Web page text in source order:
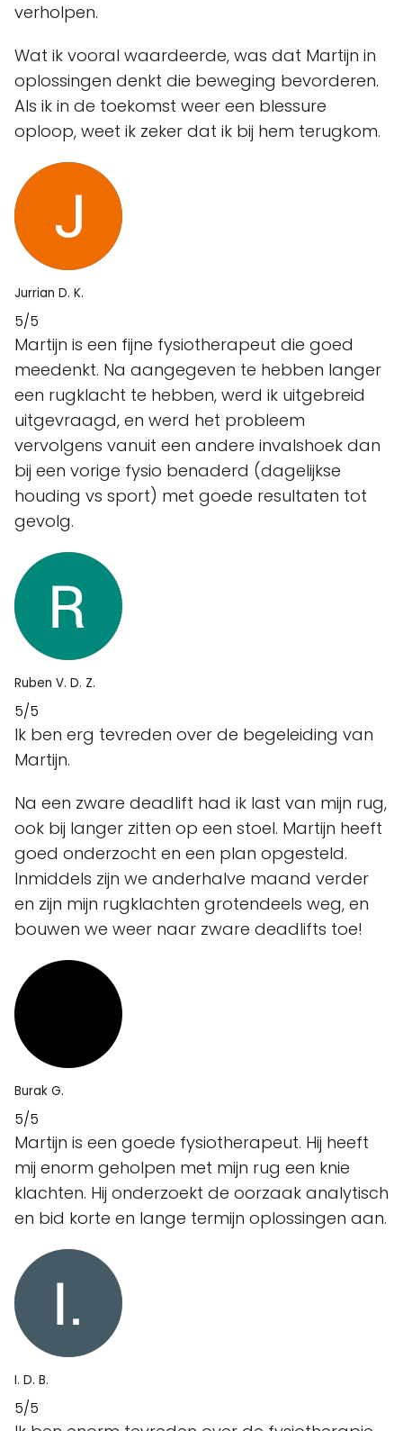
verholpen.
Wat ik vooral waardeerde, was dat Martijn in
oplossingen denkt die beweging bevorderen.
Als ik in de toekomst weer een blessure
oploop, weet ik zeker dat ik bij hem terugkom.
Jurrian D. K.
5/5
Martijn is een fijne fysiotherapeut die goed
meedenkt. Na aangegeven te hebben langer
een rugklacht te hebben, werd ik uitgebreid
uitgevraagd, en werd het probleem
vervolgens vanuit een andere invalshoek dan
bij een vorige fysio benaderd (dagelijkse
houding vs sport) met goede resultaten tot
gevolg.
Ruben V. D. Z.
5/5
Ik ben erg tevreden over de begeleiding van
Martijn.
Na een zware deadlift had ik last van mijn rug,
ook bij langer zitten op een stoel. Martijn heeft
goed onderzocht en een plan opgesteld.
Inmiddels zijn we anderhalve maand verder
en zijn mijn rugklachten grotendeels weg, en
bouwen we weer naar zware deadlifts toe!
Burak G.
5/5
Martijn is een goede fysiotherapeut. Hij heeft
mij enorm geholpen met mijn rug een knie
klachten. Hij onderzoekt de oorzaak analytisch
en bid korte en lange termijn oplossingen aan.
I. D. B.
5/5